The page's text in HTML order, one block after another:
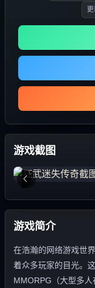
游戏截图
游戏简介
在浩瀚的网络游戏世
着众多玩家的目光。
MMORPG（大型多人